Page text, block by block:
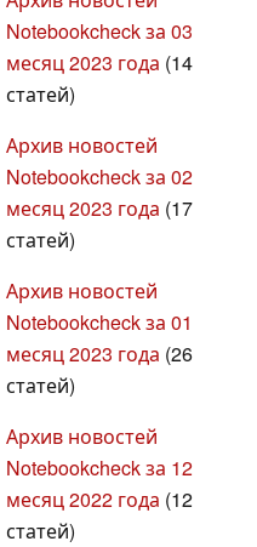
Notebookcheck за 03
месяц 2023 года (14
статей)
Архив новостей
Notebookcheck за 02
месяц 2023 года (17
статей)
Архив новостей
Notebookcheck за 01
месяц 2023 года (26
статей)
Архив новостей
Notebookcheck за 12
месяц 2022 года (12
статей)